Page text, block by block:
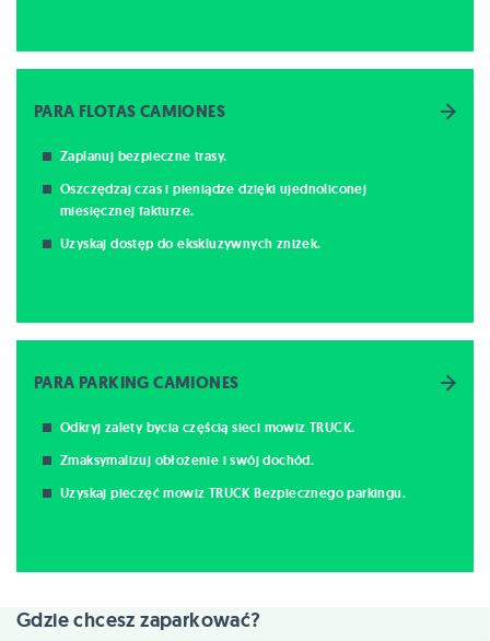
PARA FLOTAS CAMIONES
Zaplanuj bezpieczne trasy.
Oszczędzaj czas i pieniądze dzięki ujednoliconej
miesięcznej fakturze.
Uzyskaj dostęp do ekskluzywnych zniżek.
PARA PARKING CAMIONES
Odkryj zalety bycia częścią sieci mowiz TRUCK.
Zmaksymalizuj obłożenie i swój dochód.
Uzyskaj pieczęć mowiz TRUCK Bezpiecznego parkingu.
Gdzie chcesz zaparkować?